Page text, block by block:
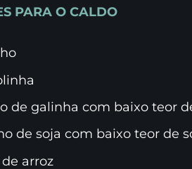
PARA O CALDO
de galinha com baixo teor
de soja com baixo teor de
arroz